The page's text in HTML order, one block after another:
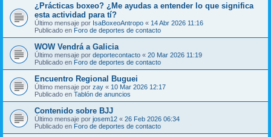
¿Prácticas boxeo? ¿Me ayudas a entender lo que significa
esta actividad para tí?
Último mensaje por IsaBoxeoAntropo « 14 Abr 2026 11:16
Publicado en Foro de deportes de contacto
WOW Vendrá a Galicia
Último mensaje por deportecontacto « 20 Mar 2026 11:19
Publicado en Foro de deportes de contacto
Encuentro Regional Buguei
Último mensaje por zay « 10 Mar 2026 12:17
Publicado en Tablón de anuncios
Contenido sobre BJJ
Último mensaje por josem12 « 26 Feb 2026 06:34
Publicado en Foro de deportes de contacto